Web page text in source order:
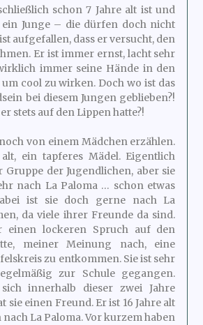
schon 7 Jahre alt ist und
ein Junge – die dürfen doch nicht
aufgefallen, dass er versucht, den
Er ist immer ernst, lacht sehr
immer seine Hände in den
cool zu wirken. Doch wo ist das
bei diesem Jungen geblieben?!
stets auf den Lippen hatte?!
von einem Mädchen erzählen.
ein tapferes Mädel. Eigentlich
Gruppe der Jugendlichen, aber sie
nach La Paloma … schon etwas
ist sie doch gerne nach La
da viele ihrer Freunde da sind.
einen lockeren Spruch auf den
meiner Meinung nach, eine
zu entkommen. Sie ist sehr
zur Schule gegangen.
innerhalb dieser zwei Jahre
sie einen Freund. Er ist 16 Jahre alt
La Paloma. Vor kurzem haben